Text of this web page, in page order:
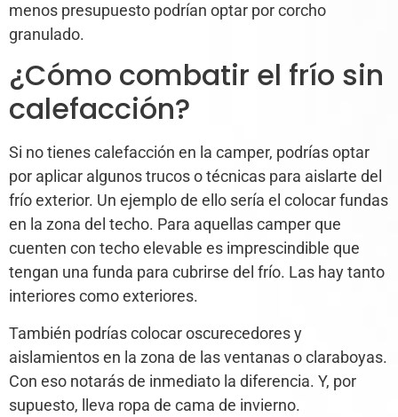
menos presupuesto podrían optar por corcho
granulado.
¿Cómo combatir el frío sin
calefacción?
Si no tienes calefacción en la camper, podrías optar
por aplicar algunos trucos o técnicas para aislarte del
frío exterior. Un ejemplo de ello sería el colocar fundas
en la zona del techo. Para aquellas camper que
cuenten con techo elevable es imprescindible que
tengan una funda para cubrirse del frío. Las hay tanto
interiores como exteriores.
También podrías colocar oscurecedores y
aislamientos en la zona de las ventanas o claraboyas.
Con eso notarás de inmediato la diferencia. Y, por
supuesto, lleva ropa de cama de invierno.